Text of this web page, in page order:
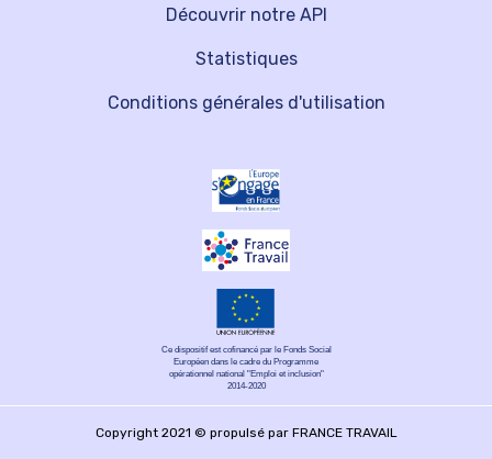
Découvrir notre API
Statistiques
Conditions générales d'utilisation
Ce dispositif est cofinancé par le Fonds Social
Européen dans le cadre du Programme
opérationnel national "Emploi et inclusion"
2014-2020
Copyright 2021 © propulsé par FRANCE TRAVAIL